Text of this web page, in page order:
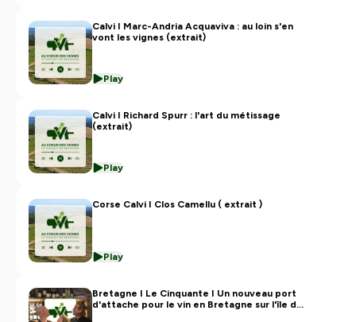
https://mediavino.info/produit/abonnement/Grâce à
votre abonnement,au-delà du podcast, vous
recevrez également, chaque lundi à 12h :
interview et un édito.
visité près de 100 vignobles pépites et diffusé plus de
200 épisode de son podcast
Hébergé par Ausha. Visitez
Calvi I Marc-Andria Acquaviva : au loin s'en
vont les vignes (extrait)
Play
Calvi I Richard Spurr : l'art du métissage
(extrait)
Play
Corse Calvi I Clos Camellu ( extrait )
Play
Bretagne I Le Cinquante I Un nouveau port
d'attache pour le vin en Bretagne sur l'île de